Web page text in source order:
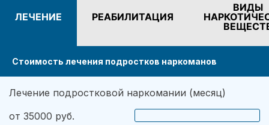
ЛЕЧЕНИЕ РЕАБИЛИТАЦИЯ
ВИДЫ
Стоимость лечения подростков наркоманов
Лечение подростковой наркомании (месяц)
от 35000 руб.